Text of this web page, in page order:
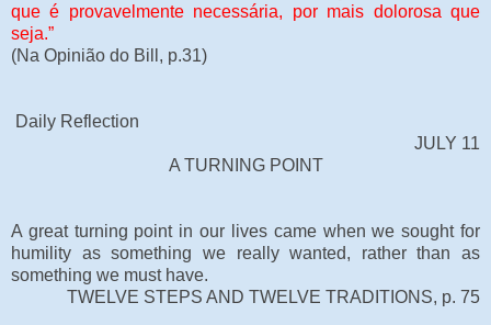
que é provavelmente necessária, por mais dolorosa que
seja.”
(Na Opinião do Bill, p.31)
Daily Reflection
JULY 11
A TURNING POINT
A great turning point in our lives came when we sought for
humility as something we really wanted, rather than as
something we must have.
TWELVE STEPS AND TWELVE TRADITIONS, p. 75